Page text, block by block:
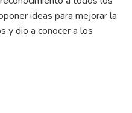
ideas para mejorar la
y dio a conocer a los